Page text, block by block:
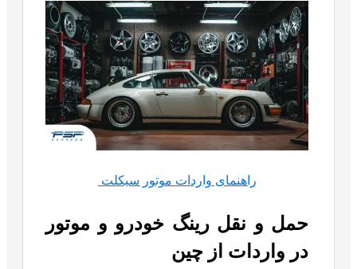
راهنمای واردات موتور سیکلت
حمل و نقل رینگ خودرو و موتور
در واردات از چین